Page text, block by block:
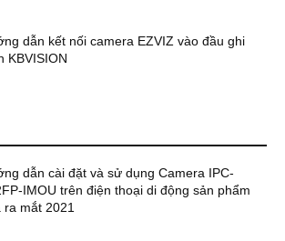
dẫn kết nối camera EZVIZ vào đầu ghi
KBVISION
dẫn cài đặt và sử dụng Camera IPC-
IMOU trên điện thoại di động sản phẩm
ra mắt 2021